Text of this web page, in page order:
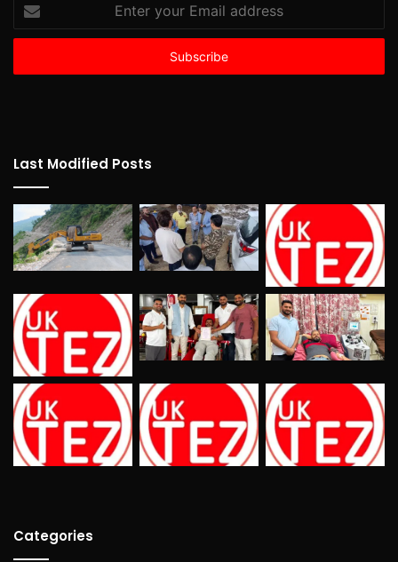
your
Email
Last Modified Posts
Categories